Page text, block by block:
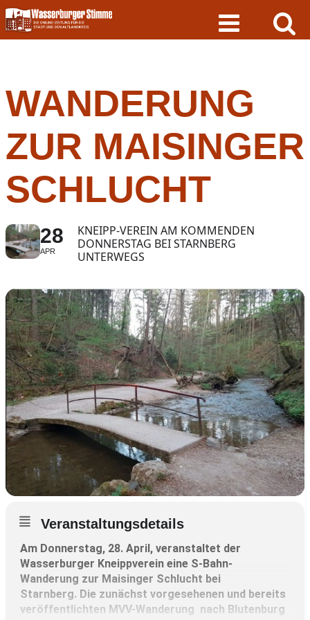
Skip
to
content
WANDERUNG
ZUR MAISINGER
SCHLUCHT
28
APR
KNEIPP-VEREIN AM KOMMENDEN
DONNERSTAG BEI STARNBERG
UNTERWEGS
Veranstaltungsdetails
Am Donnerstag, 28. April, veranstaltet der
Wasserburger Kneippverein eine S-Bahn-
Wanderung zur Maisinger Schlucht bei
Starnberg. Die zunächst vorgesehenen und bereits
veröffentlichten MVV-Wanderung nach Blutenburg